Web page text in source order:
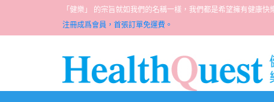
「健樂」 的宗旨就如我們的名稱一樣，我們都是希望擁有健康
注冊成爲會員，首張訂單免運費。